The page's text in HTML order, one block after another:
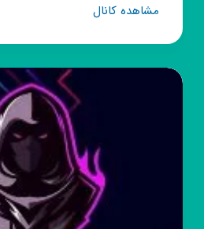
مشاهده کانالکانال
عشقولانه